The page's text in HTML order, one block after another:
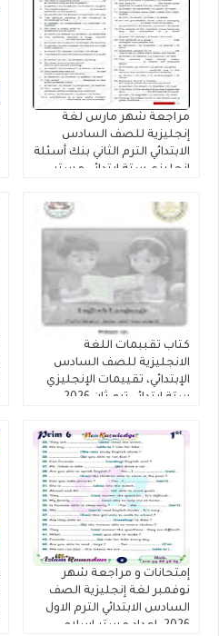
مراجعة شهر مارس لغة
إنجليزية للصف السادس
الابتدائي الترم الثاني بنك أسئلة
إنجليزي ستة ابتدائي مستر
كتاب تقببمات اللغة
الانجليزية للصف السادس
الإبتدائي، تقييمات الإنجليزي
ستة ابتدائي ترم ثان 2026
إمتحانات و مراجعة شهر
نوفمبر لغة إنجليزية الصف
السادس الابتدائي الترم الاول
2026. اعداد مستر اسلام